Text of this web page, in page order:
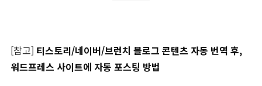
[참고] 티스토리/네이버/브런치 블로그 콘텐츠 자동 번역 후,
워드프레스 사이트에 자동 포스팅 방법